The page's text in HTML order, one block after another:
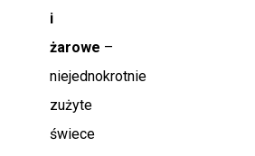
i
żarowe –
niejednokrotnie
zużyte
świece